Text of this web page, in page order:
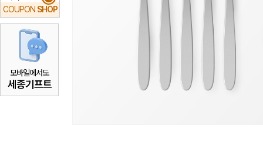
COUPON SHOP
모바일에서도
세종기프트